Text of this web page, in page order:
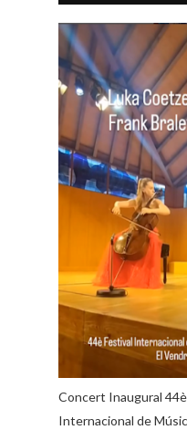
Concert Inaugural
Internacional de